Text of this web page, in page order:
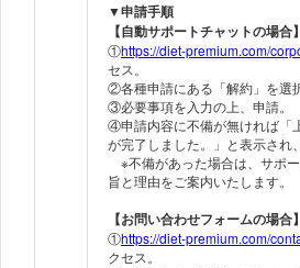
▼申請手順
【自動サポートチャットの場合】
①https://diet-premium.com/
セス。
②各種申請にある「解約」を選択
③必要事項を入力の上、申請。
④申請内容に不備が無ければ「
が完了しました。」と表示され
※不備があった場合は、サポ
旨と理由をご案内いたします。
【お問い合わせフォームの場合】
①https://diet-premium.com/
クセス。